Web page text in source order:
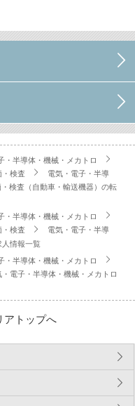
・半導体・機械・メカトロ
・検査
電気・電子・半導
・検査（自動車・輸送機器）の転
・半導体・機械・メカトロ
・検査
電気・電子・半導
人情報一覧
・半導体・機械・メカトロ
・電子・半導体・機械・メカトロ
アトップへ